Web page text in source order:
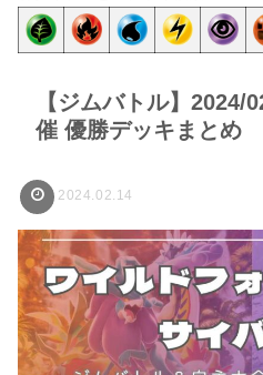
【ジムバトル】2024/
催 優勝デッキまとめ
2024.02.14